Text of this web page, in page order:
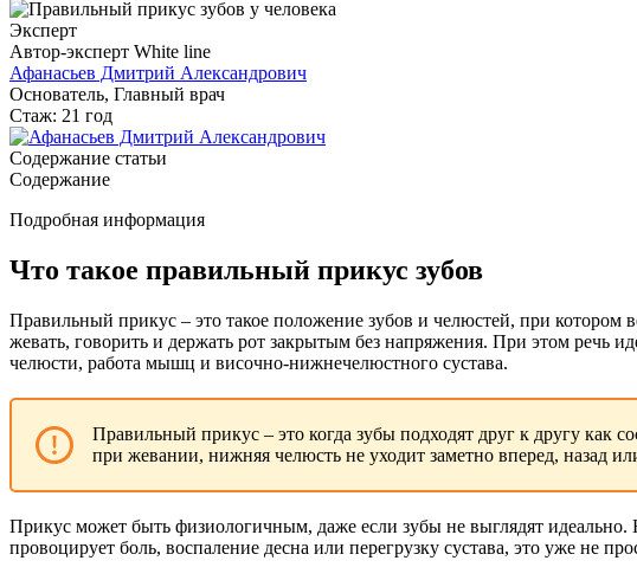
Эксперт
Автор-эксперт White line
Афанасьев Дмитрий Александрович
Основатель, Главный врач
Стаж: 21 год
Содержание статьи
Содержание
Подробная информация
Что такое правильный прикус зубов
Правильный прикус – это такое положение зубов и челюстей, при котором
жевать, говорить и держать рот закрытым без напряжения. При этом речь
челюсти, работа мышц и височно-нижнечелюстного сустава.
Правильный прикус – это когда зубы подходят друг к другу
при жевании, нижняя челюсть не уходит заметно вперед, назад
Прикус может быть физиологичным, даже если зубы не выглядят
провоцирует боль, воспаление десна или перегрузку сустава, это уже не